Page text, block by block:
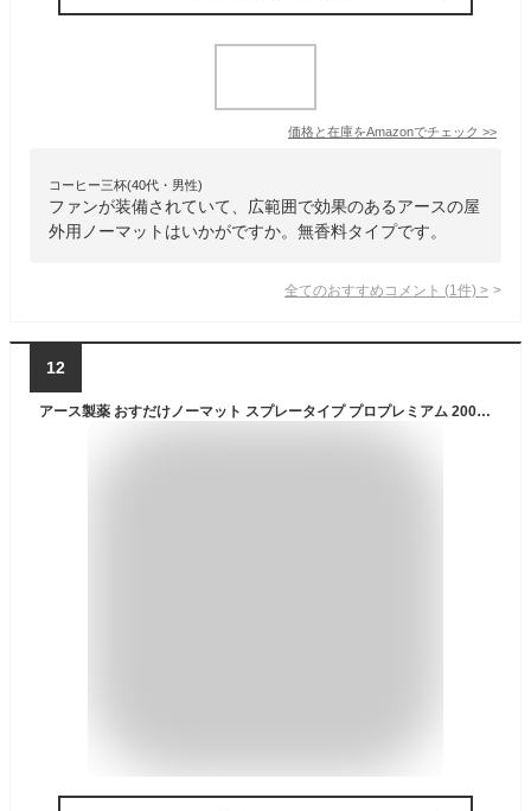
価格と在庫をAmazonでチェック >>
コーヒー三杯(40代・男性)
ファンが装備されていて、広範囲で効果のあるアースの屋
外用ノーマットはいかがですか。無香料タイプです。
全てのおすすめコメント (1 件) >
12
アース製薬 おすだけノーマット スプレータイプ プロプレミアム 200日分 (205mL) 【防除用医薬部外品】 蚊 駆除 蚊取り 殺虫剤 スプレー 対策 室内 屋外 蚊除け